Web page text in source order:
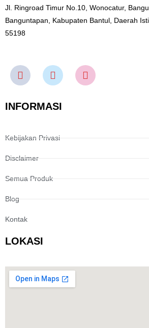
Jl. Ringroad Timur No.10, Wonocatur,
Banguntapan, Kabupaten Bantul, Daerah
55198
INFORMASI
Kebijakan Privasi
Disclaimer
Semua Produk
Blog
Kontak
LOKASI